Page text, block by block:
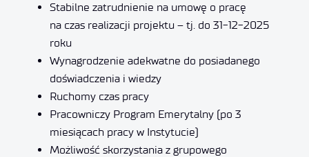
Stabilne zatrudnienie na umowę o pracę
na czas realizacji projektu – tj. do 31-12-2025
roku
Wynagrodzenie adekwatne do posiadanego
doświadczenia i wiedzy
Ruchomy czas pracy
Pracowniczy Program Emerytalny (po 3
miesiącach pracy w Instytucie)
Możliwość skorzystania z grupowego